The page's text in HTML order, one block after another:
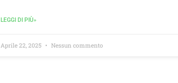
LEGGI DI PIÙ»
Aprile 22, 2025 Nessun commento